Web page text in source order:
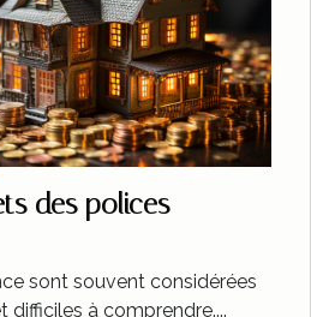
des polices
sont souvent considérées
à comprendre....